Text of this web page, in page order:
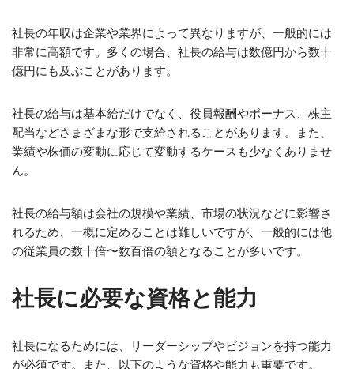
社長の年収は企業や業界によって異なりますが、一般的には
非常に高額です。多くの場合、社長の給与は数億円から数十
億円にも及ぶことがあります。
社長の給与は基本給だけでなく、役員報酬やボーナス、株主
配当などさまざまな形で支給されることがあります。また、
業績や株価の変動に応じて変動するケースも少なくありませ
ん。
社長の給与額は会社の規模や業績、市場の状況などに影響さ
れるため、一概に定めることは難しいですが、一般的には他
の従業員の数十倍〜数百倍の額となることが多いです。
社長に必要な資格と能力
社長になるためには、リーダーシップやビジョンを持つ能力
が必須です。また、以下のような資格や能力も重要です。